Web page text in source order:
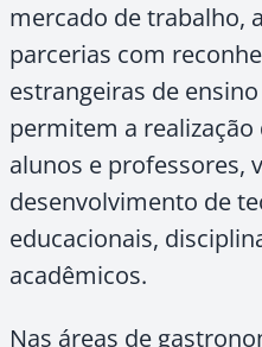
mercado de trabalho,
parcerias com
estrangeiras de
permitem a
alunos e professores,
desenvolvimento de
educacionais,
acadêmicos.
Nas áreas de